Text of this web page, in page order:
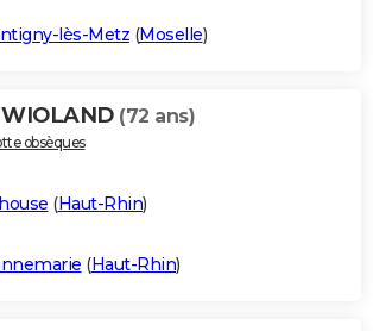
lès-Metz (Moselle)
(72 ans)
obsèques
(Haut-Rhin)
(Haut-Rhin)